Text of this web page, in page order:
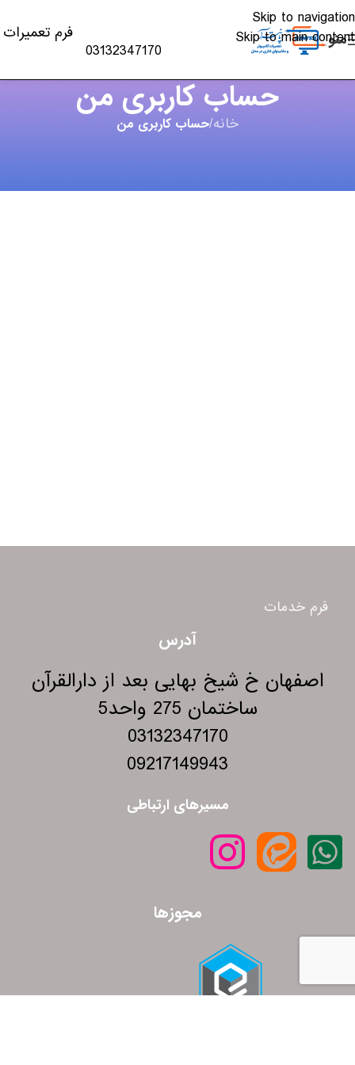
Skip to navigation
Skip to main content
منو
03132347170
فرم تعمیرات
حساب کاربری من
خانه/حساب کاربری من
فرم خدمات
آدرس
اصفهان خ شیخ بهایی بعد از دارالقرآن
ساختمان 275 واحد5
03132347170
09217149943
مسیرهای ارتباطی
مجوزها